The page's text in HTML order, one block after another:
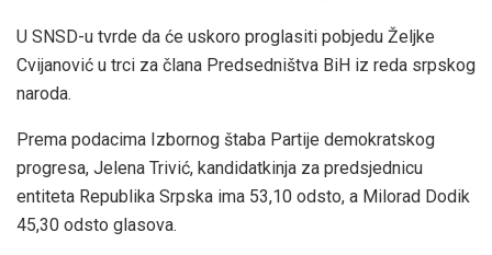
U SNSD-u tvrde da će uskoro proglasiti pobjedu Željke
Cvijanović u trci za člana Predsedništva BiH iz reda srpskog
naroda.
Prema podacima Izbornog štaba Partije demokratskog
progresa, Jelena Trivić, kandidatkinja za predsjednicu
entiteta Republika Srpska ima 53,10 odsto, a Milorad Dodik
45,30 odsto glasova.